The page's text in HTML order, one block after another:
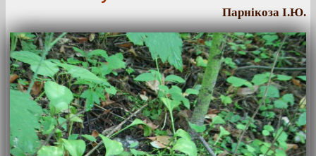
Парнікоза І.Ю.